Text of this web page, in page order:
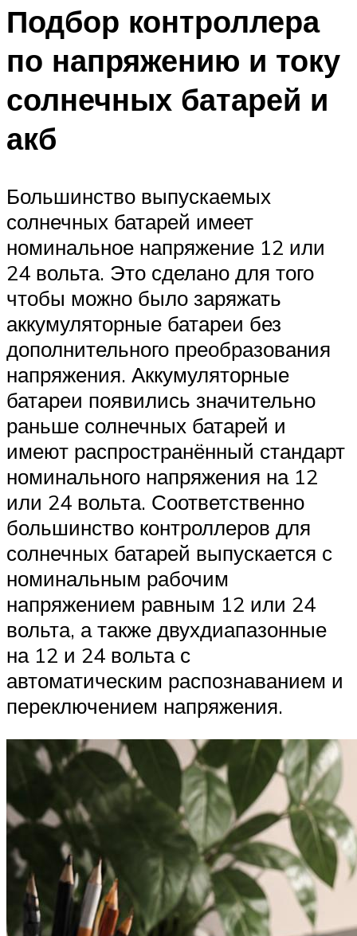
Подбор контроллера
по напряжению и току
солнечных батарей и
акб
Большинство выпускаемых
солнечных батарей имеет
номинальное напряжение 12 или
24 вольта. Это сделано для того
чтобы можно было заряжать
аккумуляторные батареи без
дополнительного преобразования
напряжения. Аккумуляторные
батареи появились значительно
раньше солнечных батарей и
имеют распространённый стандарт
номинального напряжения на 12
или 24 вольта. Соответственно
большинство контроллеров для
солнечных батарей выпускается с
номинальным рабочим
напряжением равным 12 или 24
вольта, а также двухдиапазонные
на 12 и 24 вольта с
автоматическим распознаванием и
переключением напряжения.